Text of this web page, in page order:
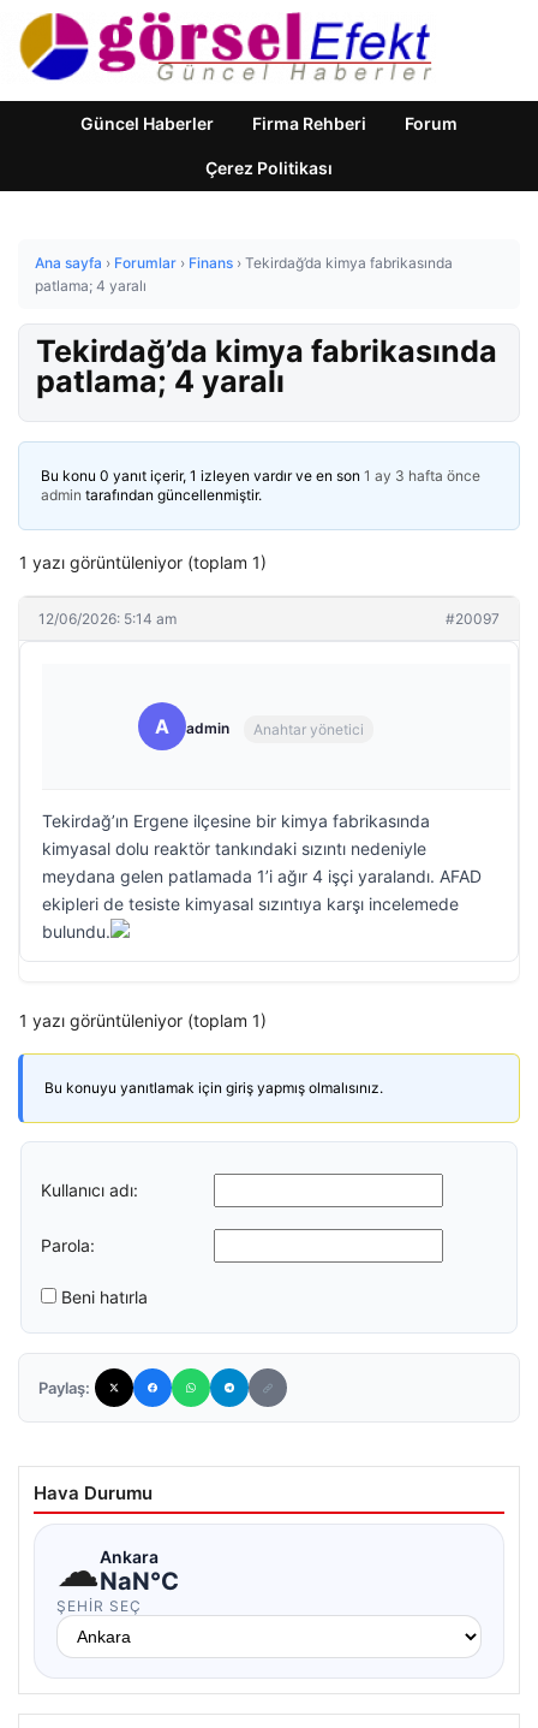
Güncel Haberler Firma Rehberi Forum
Çerez Politikası
Ana sayfa › Forumlar › Finans › Tekirdağ’da kimya fabrikasında
patlama; 4 yaralı
Tekirdağ’da kimya fabrikasında
patlama; 4 yaralı
Bu konu 0 yanıt içerir, 1 izleyen vardır ve en son 1 ay 3 hafta önce
admin tarafından güncellenmiştir.
1 yazı görüntüleniyor (toplam 1)
12/06/2026: 5:14 am #20097
A admin Anahtar yönetici
Tekirdağ’ın Ergene ilçesine bir kimya fabrikasında
kimyasal dolu reaktör tankındaki sızıntı nedeniyle
meydana gelen patlamada 1’i ağır 4 işçi yaralandı. AFAD
ekipleri de tesiste kimyasal sızıntıya karşı incelemede
bulundu.
1 yazı görüntüleniyor (toplam 1)
Bu konuyu yanıtlamak için giriş yapmış olmalısınız.
Kullanıcı adı:
Parola:
Beni hatırla
Paylaş:
Hava Durumu
☁Ankara
NaN°C
ŞEHIR SEÇ